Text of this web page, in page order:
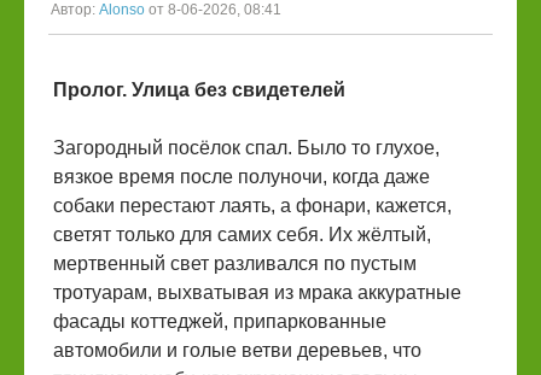
Автор: Alonso от 8-06-2026, 08:41
Пролог. Улица без свидетелей
Загородный посёлок спал. Было то глухое,
вязкое время после полуночи, когда даже
собаки перестают лаять, а фонари, кажется,
светят только для самих себя. Их жёлтый,
мертвенный свет разливался по пустым
тротуарам, выхватывая из мрака аккуратные
фасады коттеджей, припаркованные
автомобили и голые ветви деревьев, что